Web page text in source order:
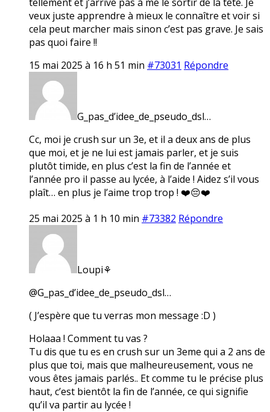
veux juste apprendre à mieux le connaître et voir si
cela peut marcher mais sinon c’est pas grave. Je sais
pas quoi faire !!
15 mai 2025 à 16 h 51 min #73031 Répondre
G_pas_d’idee_de_pseudo_dsl…
Cc, moi je crush sur un 3e, et il a deux ans de plus
que moi, et je ne lui est jamais parler, et je suis
plutôt timide, en plus c’est la fin de l’année et
l’année pro il passe au lycée, à l’aide ! Aidez s’il vous
plaît… en plus je l’aime trop trop ! ❤️😔❤️
25 mai 2025 à 1 h 10 min #73382 Répondre
Loupi⚘️
@G_pas_d’idee_de_pseudo_dsl…
( J’espère que tu verras mon message :D )
Holaaa ! Comment tu vas ?
Tu dis que tu es en crush sur un 3eme qui a 2 ans de
plus que toi, mais que malheureusement, vous ne
vous êtes jamais parlés.. Et comme tu le précise plus
haut, c’est bientôt la fin de l’année, ce qui signifie
qu’il va partir au lycée !